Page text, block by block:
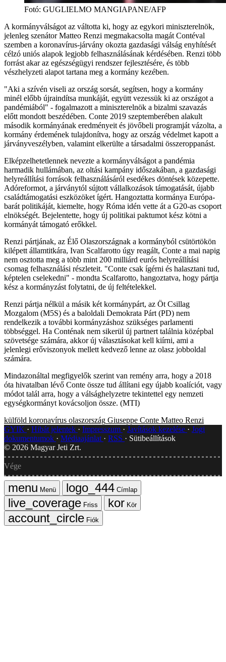
Fotó: GUGLIELMO MANGIAPANE/AFP
A kormányválságot az váltotta ki, hogy az egykori miniszterelnök,
jelenleg szenátor Matteo Renzi megmakacsolta magát Contéval
szemben a koronavírus-járvány okozta gazdasági válság enyhítését
célzó uniós alapok legjobb felhasználásának kérdésében. Renzi több
forrást akar az egészségügyi rendszer fejlesztésére, és több
vészhelyzeti alapot tartana meg a kormány kezében.
"Aki a szívén viseli az ország sorsát, segítsen, hogy a kormány
minél előbb újraindítsa munkáját, együtt vezessük ki az országot a
pandémiából" - fogalmazott a miniszterelnök a bizalmi szavazás
előtt mondott beszédében. Conte 2019 szeptemberében alakult
második kormányának eredményeit és jövőbeli programját vázolta, a
kormány érdemének tulajdonítva, hogy az ország védelmet kapott a
járványveszélyben, valamint elkerülte a társadalmi összeroppanást.
Elképzelhetetlennek nevezte a kormányválságot a pandémia
harmadik hullámában, az oltási kampány időszakában, a gazdasági
helyreállítási források felhasználásáról esedékes döntések közepette.
Adóreformot, a járványtól sújtott vállalkozások támogatását, újabb
családtámogatási eszközöket ígért. Hangoztatta kormánya Európa-
barát politikáját, kiemelte, hogy Róma idén vette át a G20-as csoport
elnökségét. Bejelentette, hogy új politikai paktumot kész kötni a
kormányát támogató erőkkel.
Renzi pártjának, az Élő Olaszországnak a kormányból csütörtökön
kilépett államtitkára, Ivan Scalfarotto úgy reagált, Conte a mai napig
nem osztotta meg a több mint 200 milliárd eurós helyreállítási
csomag felhasználási részleteit. "Conte csak ígérni és halasztani tud,
képtelen cselekedni" - mondta Scalfarotto, hangoztatva, hogy pártja
kész a kormányzást folytatni, de új feltételekkel.
Renzi pártja nélkül a másik két kormánypárt, az Öt Csillag
Mozgalom (M5S) és a baloldali Demokrata Párt (PD) nem
rendelkezik a további kormányzáshoz szükséges parlamenti
többséggel. Ha Conténak nem sikerül új partnert találnia középbal
szövetsége számára, akkor új választásokat kell kiírni, ami a
jelenlegi erőviszonyok mellett kedvező lenne az olasz jobboldal
számára.
Mindazonáltal megfigyelők szerint van remény arra, hogy a 2018
óta hivatalban lévő Conte össze tud állítani egy újabb koalíciót, vagy
módot talál arra, hogy a válsághelyzetre tekintettel egy nemzeti
egységkormányt kovácsoljon össze. (MTI)
külföld koronavírus olaszország Giuseppe Conte Matteo Renzi
GYIK
Hibát jelentek Impresszum Javítások kezelése
Jogi
dokumentumok
Médiaajánlat RSS
Sütibeállítások
© 2026 Magyar Jeti Zrt.
Vége
Menü
Címlap
Friss
Kör
Fiók